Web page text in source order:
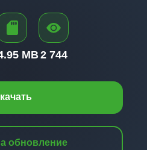
обновление
MB2 744